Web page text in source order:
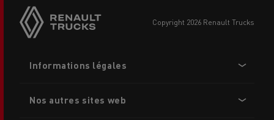
buttons
copyright 2026 Renault Trucks
menu
Informations légales
Nos autres sites web